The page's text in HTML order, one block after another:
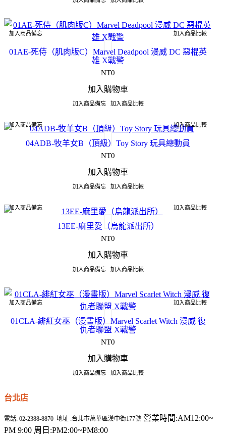
加入商品備忘 加入商品比較
01AE-死侍（肌肉版C）Marvel Deadpool 漫威 DC 惡棍英
雄 X戰警
NT0
加入購物車
加入商品備忘 加入商品比較
加入商品備忘 加入商品比較
04ADB-牧羊女B（頂級）Toy Story 玩具總動員
NT0
加入購物車
加入商品備忘 加入商品比較
加入商品備忘 加入商品比較
13EE-麻里愛（烏龍派出所）
NT0
加入購物車
加入商品備忘 加入商品比較
加入商品備忘 加入商品比較
01CLA-緋紅女巫（漫畫版）Marvel Scarlet Witch 漫威 復
仇者聯盟 X戰警
NT0
加入購物車
加入商品備忘 加入商品比較
台北店
電話: 02-2388-8870 地址 :台北市萬華區漢中街177號 營業時間:AM12:00~
PM 9:00 周日:PM2:00~PM8:00